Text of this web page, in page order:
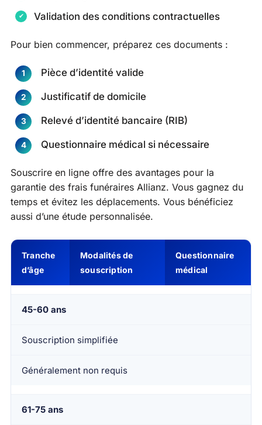
Validation des conditions contractuelles
Pour bien commencer, préparez ces documents :
Pièce d’identité valide
Justificatif de domicile
Relevé d’identité bancaire (RIB)
Questionnaire médical si nécessaire
Souscrire en ligne offre des avantages pour la
garantie des frais funéraires Allianz. Vous gagnez du
temps et évitez les déplacements. Vous bénéficiez
aussi d’une étude personnalisée.
Tranche
d’âge
Modalités de
souscription
Questionnaire
médical
45-60 ans
Souscription simplifiée
Généralement non requis
61-75 ans